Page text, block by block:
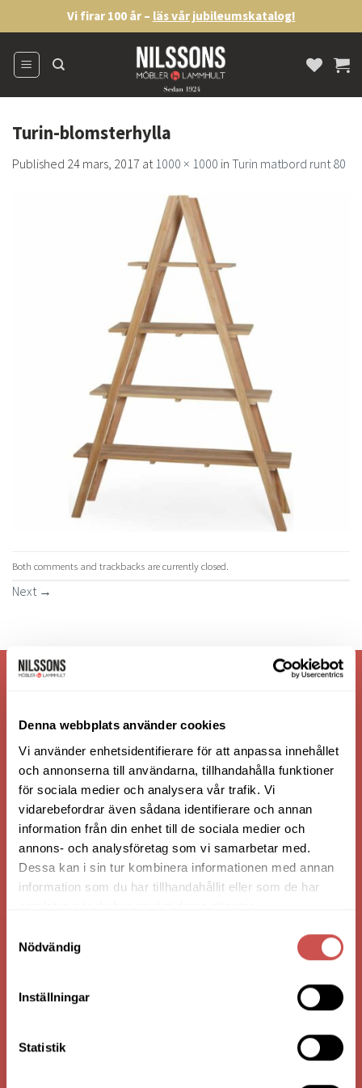
Denna webbplats använder cookies
Vi använder enhetsidentifierare för att anpassa innehållet
och annonserna till användarna, tillhandahålla funktioner
för sociala medier och analysera vår trafik. Vi
vidarebefordrar även sådana identifierare och annan
information från din enhet till de sociala medier och
annons- och analysföretag som vi samarbetar med.
Dessa kan i sin tur kombinera informationen med annan
information som du har tillhandahållit eller som de har
Nödvändig
Inställningar
Statistik
to
content
Vi firar 100 år – läs vår jubileumskatalog!
Turin-blomsterhylla
Published 24 mars, 2017 at1000 × 1000 in Turin matbord runt 80
Both comments and trackbacks are currently closed.
Next →
HANDLA VIA: BUTIK - WEBBSHOP - TELEFON
FÖRETAGSUPPGIFTER
Nilssons Möbler i Lammhult
Org. Nummer: 556062-1780